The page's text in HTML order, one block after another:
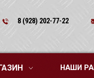
8 (928) 202-77-22
НАШИ